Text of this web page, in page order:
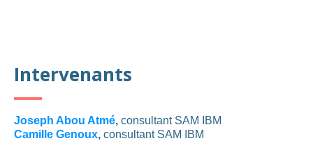
Intervenants
Joseph Abou Atmé, consultant SAM IBM
Camille Genoux, consultant SAM IBM